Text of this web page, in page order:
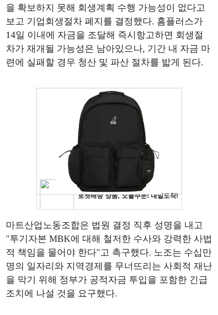
을 확보하지 못해 회생계획 수행 가능성이 없다고
보고 기업회생절차 폐지를 결정했다. 홈플러스가
14일 이내에 자금을 조달해 즉시항고하면 회생절
차가 재개될 가능성은 남아있으나, 기간 내 자금 마
련에 실패할 경우 청산 및 파산 절차를 밟게 된다.
마트산업노동조합은 법원 결정 직후 성명을 내고
"투기자본 MBK에 대해 철저한 수사와 강력한 사법
적 책임을 물어야 한다"고 촉구했다. 노조는 수십만
명의 일자리와 지역경제를 무너뜨리는 사회적 재난
을 막기 위해 정부가 공적자금 투입을 포함한 긴급
조치에 나설 것을 요구했다.